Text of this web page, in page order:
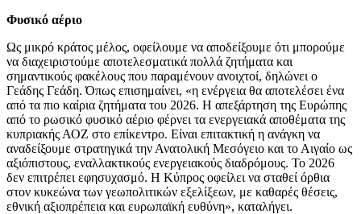
Φυσικό αέριο
Ως μικρό κράτος μέλος, οφείλουμε να αποδείξουμε ότι μπορούμε
να διαχειριστούμε αποτελεσματικά πολλά ζητήματα και
σημαντικούς φακέλους που παραμένουν ανοιχτοί, δηλώνει ο
Γεάδης Γεάδη. Όπως επισημαίνει, «η ενέργεια θα αποτελέσει ένα
από τα πιο καίρια ζητήματα του 2026. Η απεξάρτηση της Ευρώπης
από το ρωσικό φυσικό αέριο φέρνει τα ενεργειακά αποθέματα της
κυπριακής ΑΟΖ στο επίκεντρο. Είναι επιτακτική η ανάγκη να
αναδείξουμε στρατηγικά την Ανατολική Μεσόγειο και το Αιγαίο ως
αξιόπιστους, εναλλακτικούς ενεργειακούς διαδρόμους. Το 2026
δεν επιτρέπει εφησυχασμό. Η Κύπρος οφείλει να σταθεί όρθια
στον κυκεώνα των γεωπολιτικών εξελίξεων, με καθαρές θέσεις,
εθνική αξιοπρέπεια και ευρωπαϊκή ευθύνη», καταλήγει.